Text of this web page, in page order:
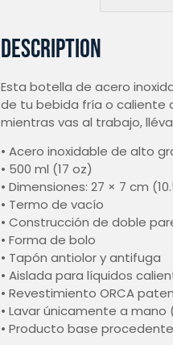
Description
Esta botella de acero
de tu bebida fría o caliente
mientras vas al trabajo,
• Acero inoxidable de alto
• 500 ml (17 oz)
• Dimensiones: 27 × 7 cm
• Termo de vacío
• Construcción de doble
• Forma de bolo
• Tapón antiolor y antifuga
• Aislada para líquidos
• Revestimiento ORCA
• Lavar únicamente a
• Producto base procedente